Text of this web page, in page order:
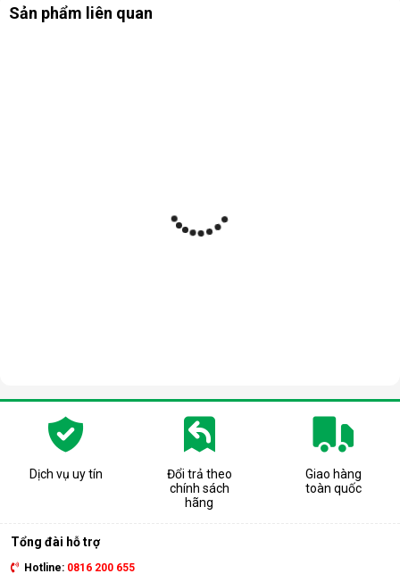
Sản phẩm liên quan
Dịch vụ uy tín
Đổi trả theo
chính sách
hãng
Giao hàng
toàn quốc
Tổng đài hỗ trợ
Hotline: 0816 200 655